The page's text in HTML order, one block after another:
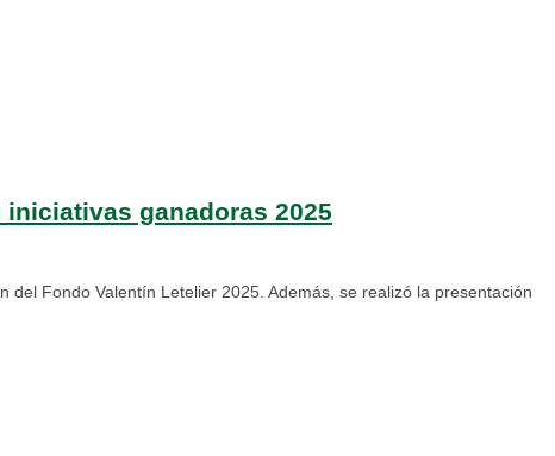
ganadoras 2025
Fondo Valentín Letelier 2025. Además, se realizó la presentación